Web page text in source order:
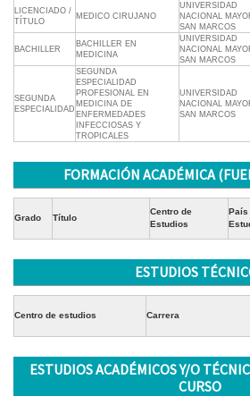
LICENCIADO /
TÍTULO
MEDICO CIRUJANO
UNIVERSIDAD
NACIONAL
SAN MARCOS
BACHILLER
BACHILLER EN
MEDICINA
UNIVERSIDAD
NACIONAL
SAN MARCOS
SEGUNDA
ESPECIALIDAD
SEGUNDA
ESPECIALIDAD
PROFESIONAL EN
MEDICINA DE
ENFERMEDADES
INFECCIOSAS Y
TROPICALES
UNIVERSIDAD
NACIONAL
SAN MARCOS
FORMACIÓN ACADÉMICA
Grado Título
Centro de
Estudios
País
ESTUDIOS
Centro de estudios Carrera
ESTUDIOS ACADÉMICOS Y/O
CURSO